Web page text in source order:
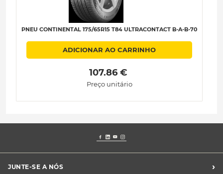
PNEU CONTINENTAL 175/65R15 T84 ULTRACONTACT B-A-B-70
ADICIONAR AO CARRINHO
107.86 €
Preço unitário
JUNTE-SE A NÓS ›